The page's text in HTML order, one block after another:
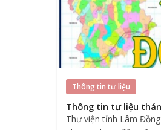
Thông tin tư liệu
Thông tin tư liệu
Thư viện tỉnh Lâm